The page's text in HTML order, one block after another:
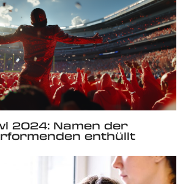
2024: Namen der
enthüllt